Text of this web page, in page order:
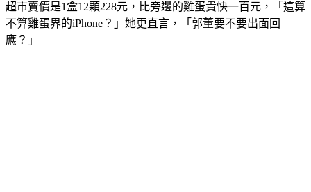
超市賣價是1盒12顆228元，比旁邊的雞蛋貴快一百元，「這算
不算雞蛋界的iPhone？」她更直言，「郭董要不要出面回
應？」